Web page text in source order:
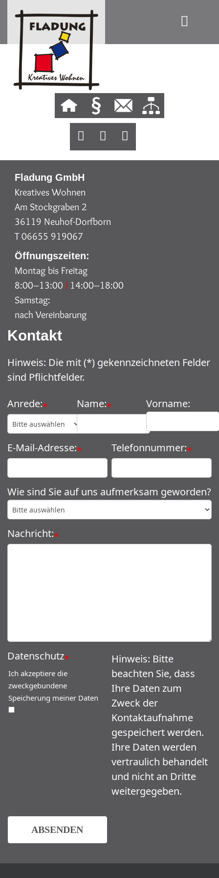
Fladung GmbH
Kreatives Wohnen
Am Stockgraben 2
36119 Neuhof-Dorfborn
T 06655 919067
Öffnungszeiten:
Montag bis Freitag
8:00–13:00 I 14:00–18:00
Samstag:
nach Vereinbarung
Kontakt
Hinweis: Die mit (*) gekennzeichneten Felder
sind Pflichtfelder.
Anrede:* Name:* Vorname:
E-Mail-Adresse:* Telefonnummer:*
Wie sind Sie auf uns aufmerksam geworden?
Nachricht:*
Datenschutz*
Ich akzeptiere die
zweckgebundene
Speicherung meiner Daten
Hinweis: Bitte
beachten Sie, dass
Ihre Daten zum
Zweck der
Kontaktaufnahme
gespeichert werden.
Ihre Daten werden
vertraulich behandelt
und nicht an Dritte
weitergegeben.
ABSENDEN